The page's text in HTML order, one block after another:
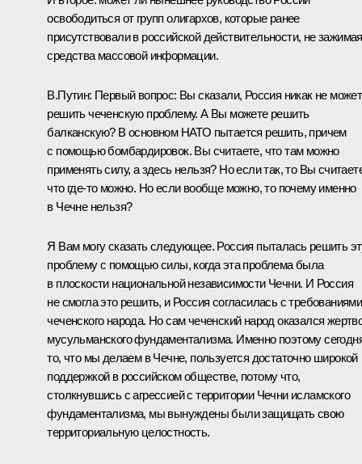
освободиться от групп олигархов, которые ранее
присутствовали в российской действительности, не зажимая
средства массовой информации.
В.Путин: Первый вопрос: Вы сказали, Россия никак не может
решить чеченскую проблему. А Вы можете решить
балканскую? В основном НАТО пытается решить, причем
с помощью бомбардировок. Вы считаете, что там можно
применять силу, а здесь нельзя? Но если так, то Вы
что где‑то можно. Но если вообще можно, то почему именно
в Чечне нельзя?
Я Вам могу сказать следующее. Россия пыталась решить
проблему с помощью силы, когда эта проблема была
в плоскости национальной независимости Чечни. И Россия
не смогла это решить, и Россия согласилась с требованиями
чеченского народа. Но сам чеченский народ оказался
мусульманского фундаментализма. Именно поэтому
то, что мы делаем в Чечне, пользуется достаточно широкой
поддержкой в российском обществе, потому что,
столкнувшись с агрессией с территории Чечни исламского
фундаментализма, мы вынуждены были защищать свою
территориальную целостность.